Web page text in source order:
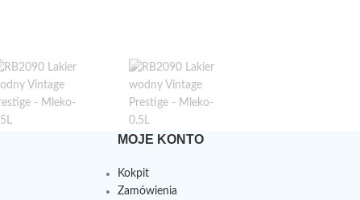
MOJE KONTO
Kokpit
Zamówienia